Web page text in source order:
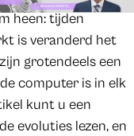
heen: tijden
is veranderd het
grotendeels een
computer is in elk
kunt u een
evoluties lezen, en